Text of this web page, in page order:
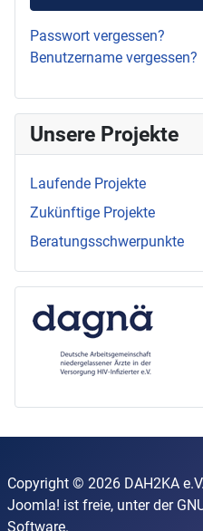
Passwort vergessen?
Benutzername vergessen?
Unsere Projekte
Laufende Projekte
Zukünftige Projekte
Beratungsschwerpunkte
Copyright © 2026 DAH2KA
Joomla! ist freie, unter der
Software.